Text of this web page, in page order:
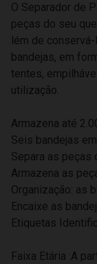
O Separador de
peças do seu
lém de
bandejas, em
tentes,
utilização.
Armazena até
Seis bandejas
Separa as peças
Armazena as
Organização: as
Encaixe as
Etiquetas
Faixa Etária :A